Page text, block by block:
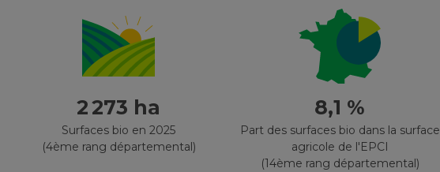
2 273 ha
Surfaces bio en 2025
(4ème rang départemental)
8,1 %
Part des surfaces bio dans la surface
agricole de l'EPCI
(14ème rang départemental)